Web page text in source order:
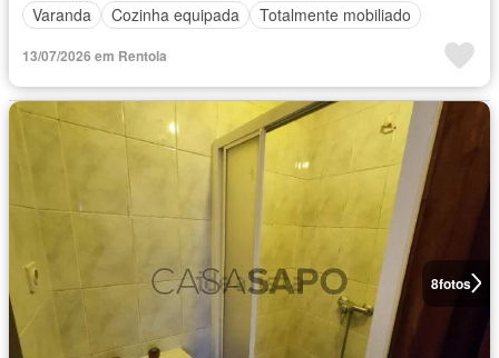
Varanda
Cozinha equipada Totalmente mobiliado
13/07/2026 em Rentola
8fotos